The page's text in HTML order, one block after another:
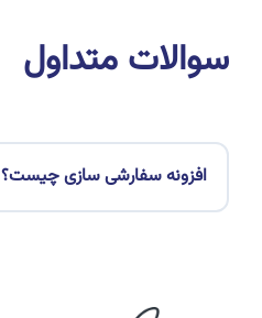
سوالات متداول
افزونه سفارشی سازی چیست؟